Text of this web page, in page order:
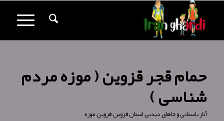
حمام قجر قزوین ( موزه مردم
شناسی )
آثار باستانی و جاهای دیدنی,استان قزوین,قزوین,موزه